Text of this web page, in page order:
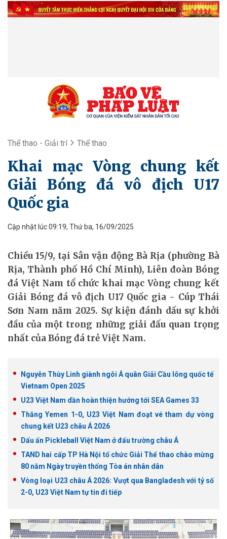
Thể thao - Giải trí Thể thao
Khai mạc Vòng chung kết
Giải Bóng đá vô địch U17
Quốc gia
Cập nhật lúc 09:19, Thứ ba, 16/09/2025
Chiều 15/9, tại Sân vận động Bà Rịa (phường Bà
Rịa, Thành phố Hồ Chí Minh), Liên đoàn Bóng
đá Việt Nam tổ chức khai mạc Vòng chung kết
Giải Bóng đá vô địch U17 Quốc gia - Cúp Thái
Sơn Nam năm 2025. Sự kiện đánh dấu sự khởi
đầu của một trong những giải đấu quan trọng
nhất của Bóng đá trẻ Việt Nam.
Nguyễn Thùy Linh giành ngôi Á quân Giải Cầu lông quốc tế
Vietnam Open 2025
U23 Việt Nam dần hoàn thiện hướng tới SEA Games 33
Thắng Yemen 1-0, U23 Việt Nam đoạt vé tham dự vòng
chung kết U23 châu Á 2026
Dấu ấn Pickleball Việt Nam ở đấu trường châu Á
TAND hai cấp TP Hà Nội tổ chức Giải Thể thao chào mừng
80 năm Ngày truyền thống Tòa án nhân dân
Vòng loại U23 châu Á 2026: Vượt qua Bangladesh với tỷ số
2-0, U23 Việt Nam tự tin đi tiếp